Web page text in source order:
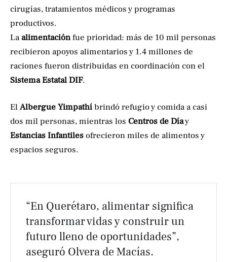
cirugías, tratamientos médicos y programas
productivos.
La alimentaciónfue prioridad: más de 10 mil personas
recibieron apoyos alimentarios y 1.4 millones de
raciones fueron distribuidas en coordinación con el
Sistema Estatal DIF.
ElAlbergue Yimpathíbrindó refugio y comida a casi
dos mil personas, mientras los Centros de Díay
Estancias Infantilesofrecieron miles de alimentos y
espacios seguros.
“En Querétaro, alimentar significa
transformar vidas y construir un
futuro lleno de oportunidades”,
aseguró Olvera de Macías.